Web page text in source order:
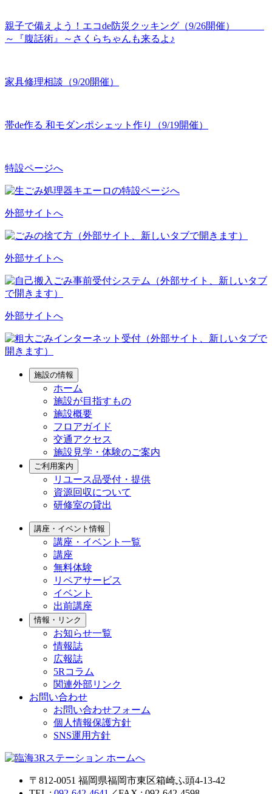
親子で備えよう！エコde防災クッキング（9/26開催）
～『腹話術』～さくらちゃんも来るよ♪
家具修理相談（9/20開催）
帯de作る 和モダンポシェット作り（9/19開催）
特設ページへ
外部サイトへ
外部サイトへ
外部サイトへ
施設の情報
ホーム
施設が目指すもの
施設概要
フロアガイド
交通アクセス
施設見学・体験のご案内
ご利用案内
リユース品受付・提供
資源回収について
研修室の貸出
講座・イベント情報
講座・イベント一覧
講座
無料体験
リペアサービス
イベント
出前講座
情報・リンク
お知らせ一覧
情報誌
広報誌
5Rコラム
関連外部リンク
お問い合わせ
お問い合わせフォーム
個人情報保護方針
SNS運用方針
〒812-0051 福岡県福岡市東区箱崎ふ頭4-13-42